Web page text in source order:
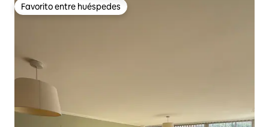
Favorito entre huéspedes
Favorito entre huéspedes